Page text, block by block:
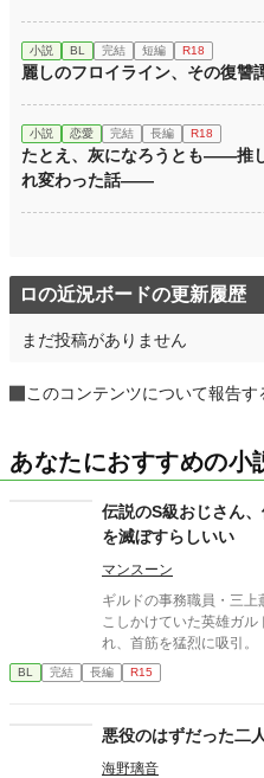
小説 BL 完結 短編 R18
麗しのフロイライン、その復讐
小説 恋愛 完結 長編 R18
たとえ、灰になろうとも――推
れ変わった話――
ロの近況ボードの更新履歴
まだ投稿がありません
このコンテンツについて報告す
あなたにおすすめの小
伝説のS級おじさん
を滅ぼすらしいい
マンスーン
ギルドの事務職員・三
こしかけていた英雄ガル
れ、首筋を猛烈に吸引
び、離れなくなってしまう。 最強おじさん(変態)×ギルド
員(平凡) 世界観が現代日本、異世界ごちゃ混ぜ設定になっており
BL 完結 長編 R15
悪役のはずだった二
海野璃音